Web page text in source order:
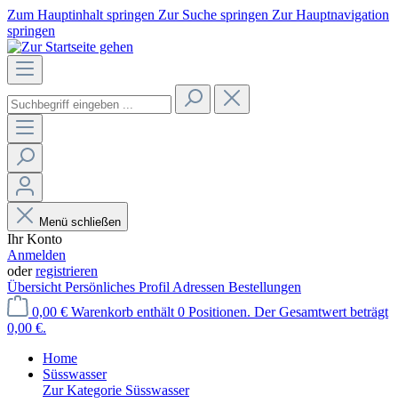
Zum Hauptinhalt springen Zur Suche springen Zur Hauptnavigation
springen
Menü schließen
Ihr Konto
Anmelden
oderregistrieren
Übersicht Persönliches Profil Adressen Bestellungen
0,00 € Warenkorb enthält 0 Positionen. Der Gesamtwert beträgt
0,00 €.
Home
Süsswasser
Zur Kategorie Süsswasser